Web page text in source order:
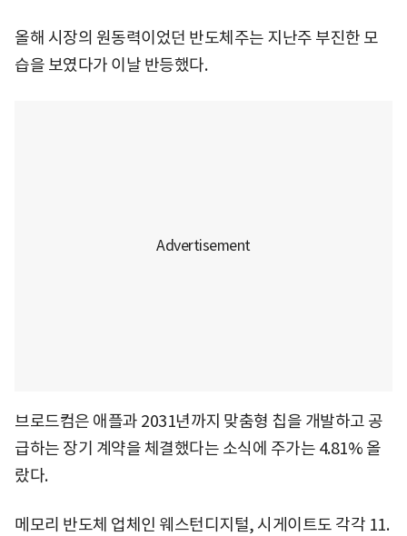
올해 시장의 원동력이었던 반도체주는 지난주 부진한 모
습을 보였다가 이날 반등했다.
브로드컴은 애플과 2031년까지 맞춤형 칩을 개발하고 공
급하는 장기 계약을 체결했다는 소식에 주가는 4.81% 올
랐다.
메모리 반도체 업체인 웨스턴디지털, 시게이트도 각각 11.